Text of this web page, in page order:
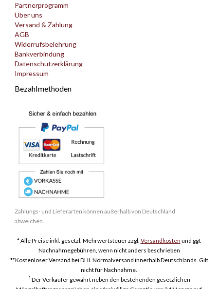
Partnerprogramm
Über uns
Versand & Zahlung
AGB
Widerrufsbelehrung
Bankverbindung
Datenschutzerklärung
Impressum
Bezahlmethoden
Zahlungs- und Lieferarten können außerhalb von Deutschland
abweichen.
* Alle Preise inkl. gesetzl. Mehrwertsteuer zzgl. Versandkosten und ggf.
Nachnahmegebühren, wenn nicht anders beschrieben
**Kostenloser Versand bei DHL Normalversand innerhalb Deutschlands. Gilt
nicht für Nachnahme.
1Der Verkäufer gewährt neben den bestehenden gesetzlichen